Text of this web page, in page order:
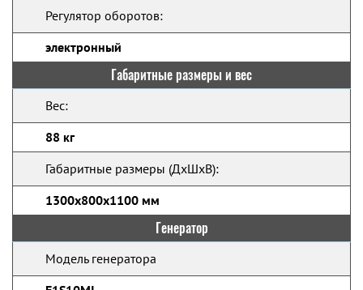
Регулятор оборотов:
электронный
Габаритные размеры и вес
Вес:
88 кг
Габаритные размеры (ДхШхВ):
1300x800x1100 мм
Генератор
Модель генератора